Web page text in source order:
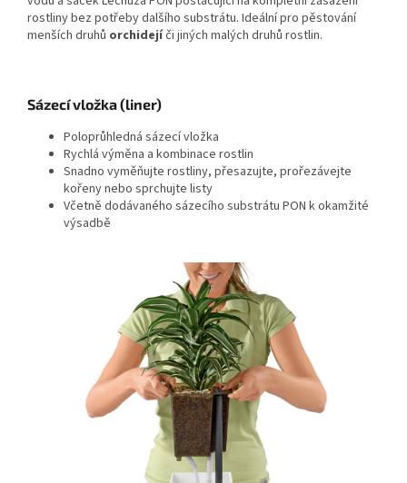
rostliny bez potřeby dalšího substrátu. Ideální pro pěstování
menších druhů orchidejíči jiných malých druhů rostlin.
Sázecí vložka (liner)
Poloprůhledná sázecí vložka
Rychlá výměna a kombinace rostlin
Snadno vyměňujte rostliny, přesazujte, prořezávejte
kořeny nebo sprchujte listy
Včetně dodávaného sázecího substrátu PON k okamžité
výsadbě